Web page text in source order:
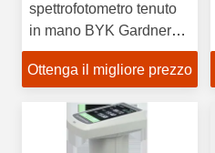
spettrofotometro tenuto
in mano BYK Gardner
Spectro - la lucentezza
6801 della guida 45/0
Ottenga il migliore prezzo